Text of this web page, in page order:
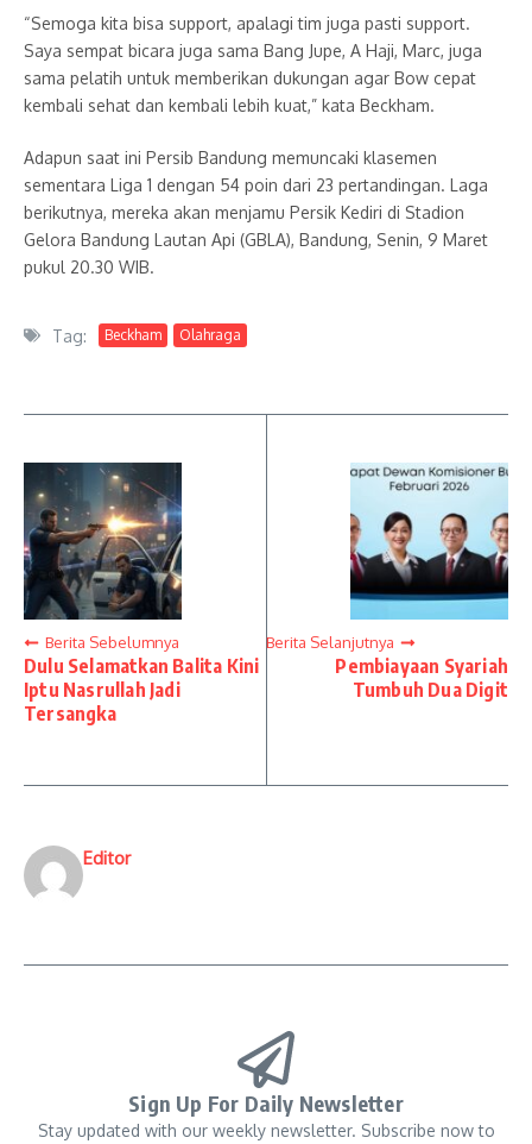
“Semoga kita bisa support, apalagi tim juga pasti support.
Saya sempat bicara juga sama Bang Jupe, A Haji, Marc, juga
sama pelatih untuk memberikan dukungan agar Bow cepat
kembali sehat dan kembali lebih kuat,” kata Beckham.
Adapun saat ini Persib Bandung memuncaki klasemen
sementara Liga 1 dengan 54 poin dari 23 pertandingan. Laga
berikutnya, mereka akan menjamu Persik Kediri di Stadion
Gelora Bandung Lautan Api (GBLA), Bandung, Senin, 9 Maret
pukul 20.30 WIB.
Tag: Beckham Olahraga
Berita Sebelumnya
Dulu Selamatkan Balita Kini
Iptu Nasrullah Jadi
Tersangka
Berita Selanjutnya
Pembiayaan Syariah
Tumbuh Dua Digit
Editor
Sign Up For Daily Newsletter
Stay updated with our weekly newsletter. Subscribe now to